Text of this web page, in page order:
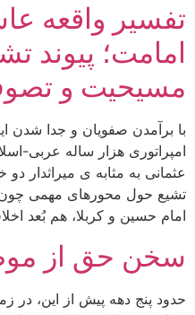
تفسیر واقعه
امامت؛ پیوند
مسیحیت و
با برآمدن صفویان و جدا شدن
امپراتوری هزار ساله عربی-
عثمانی به مثابه ی میراثدار دو
تشیع حول محورهای مهمی چون
امام حسین و کربلا، هم بُعد
سخن حق از
حدود پنج دهه پیش از این، در